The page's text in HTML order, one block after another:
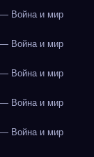
Война и мир
Война и мир
Война и мир
Война и мир
Война и мир